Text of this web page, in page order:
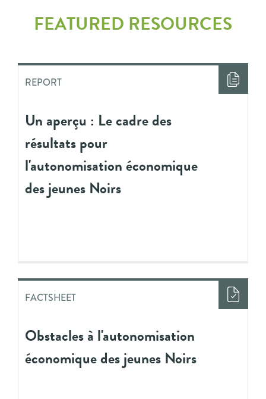
FEATURED RESOURCES
REPORT
Un aperçu : Le cadre des
résultats pour
l'autonomisation économique
des jeunes Noirs
FACTSHEET
Obstacles à l'autonomisation
économique des jeunes Noirs